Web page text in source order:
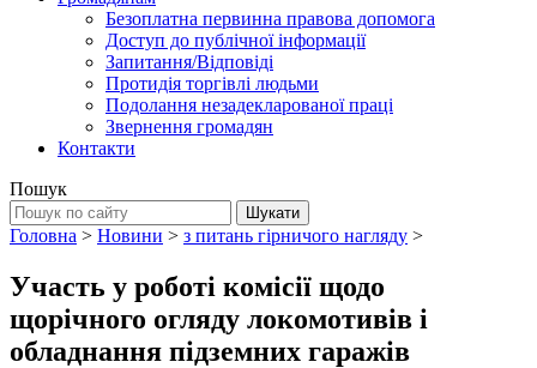
Безоплатна первинна правова допомога
Доступ до публічної інформації
Запитання/Відповіді
Протидія торгівлі людьми
Подолання незадекларованої праці
Звернення громадян
Контакти
Пошук
Головна > Новини > з питань гірничого нагляду >
Участь у роботі комісії щодо
щорічного огляду локомотивів і
обладнання підземних гаражів